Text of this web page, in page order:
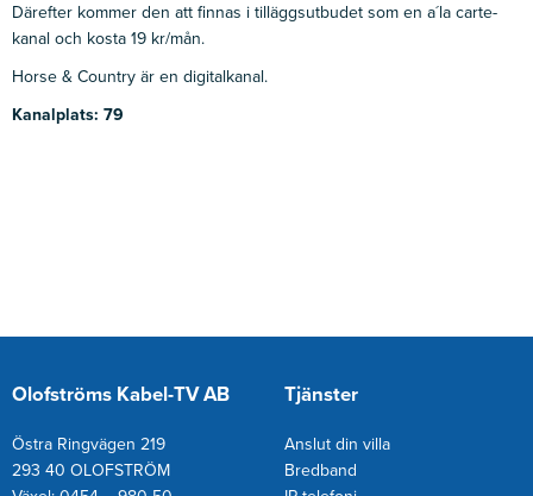
Därefter kommer den att finnas i tilläggsutbudet som en a´la carte-
kanal och kosta 19 kr/mån.
Horse & Country är en digitalkanal.
Kanalplats: 79
Olofströms Kabel-TV AB
Östra Ringvägen 219
293 40 OLOFSTRÖM
Tjänster
Anslut din villa
Bredband